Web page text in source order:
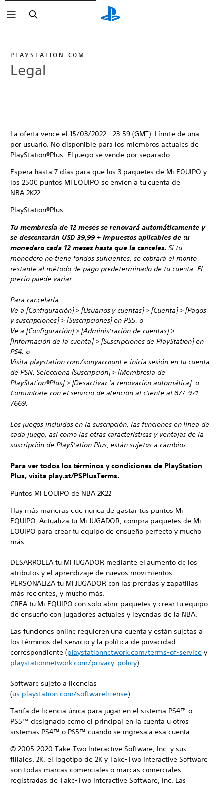
Buscar
PLAYSTATION.COM
Legal
La oferta vence el 15/03/2022 - 23:59 (GMT). Límite de una
por usuario. No disponible para los miembros actuales de
PlayStation®Plus. El juego se vende por separado.
Espera hasta 7 días para que los 3 paquetes de Mi EQUIPO y
los 2500 puntos Mi EQUIPO se envíen a tu cuenta de
NBA 2K22.
PlayStation®Plus
Tu membresía de 12 meses se renovará automáticamente y
se descontarán USD 39,99 + impuestos aplicables de tu
monedero cada 12 meses hasta que la canceles. Si tu
monedero no tiene fondos suficientes, se cobrará el monto
restante al método de pago predeterminado de tu cuenta. El
precio puede variar.
Para cancelarla:
Ve a [Configuración] > [Usuarios y cuentas] > [Cuenta] > [Pagos
y suscripciones] > [Suscripciones] en PS5. o
Ve a [Configuración] > [Administración de cuentas] >
[Información de la cuenta] > [Suscripciones de PlayStation] en
PS4. o
Visita playstation.com/sonyaccount e inicia sesión en tu cuenta
de PSN. Selecciona [Suscripción] > [Membresía de
PlayStation®Plus] > [Desactivar la renovación automática]. o
Comunícate con el servicio de atención al cliente al 877-971-
7669.
Los juegos incluidos en la suscripción, las funciones en línea de
cada juego, así como las otras características y ventajas de la
suscripción de PlayStation Plus, están sujetos a cambios.
Para ver todos los términos y condiciones de PlayStation
Plus, visita play.st/PSPlusTerms.
Puntos Mi EQUIPO de NBA 2K22
Hay más maneras que nunca de gastar tus puntos Mi
EQUIPO. Actualiza tu Mi JUGADOR, compra paquetes de Mi
EQUIPO para crear tu equipo de ensueño perfecto y mucho
más.
DESARROLLA tu Mi JUGADOR mediante el aumento de los
atributos y el aprendizaje de nuevos movimientos.
PERSONALIZA tu Mi JUGADOR con las prendas y zapatillas
más recientes, y mucho más.
CREA tu Mi EQUIPO con solo abrir paquetes y crear tu equipo
de ensueño con jugadores actuales y leyendas de la NBA.
Las funciones online requieren una cuenta y están sujetas a
los términos del servicio y la política de privacidad
correspondiente (playstationnetwork.com/terms-of-service y
playstationnetwork.com/privacy-policy).
Software sujeto a licencias
(us.playstation.com/softwarelicense).
Tarifa de licencia única para jugar en el sistema PS4™ o
PS5™ designado como el principal en la cuenta u otros
sistemas PS4™ o PS5™ cuando se ingresa a esa cuenta.
© 2005-2020 Take-Two Interactive Software, Inc. y sus
filiales. 2K, el logotipo de 2K y Take-Two Interactive Software
son todas marcas comerciales o marcas comerciales
registradas de Take-Two Interactive Software, Inc. Las